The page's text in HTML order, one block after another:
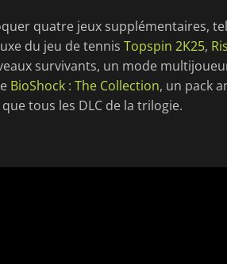
quatre jeux supplémentaires,
du jeu de tennis Topspin 2K25,
survivants, un mode
BioShock : The Collection, un pack
que tous les DLC de la trilogie.